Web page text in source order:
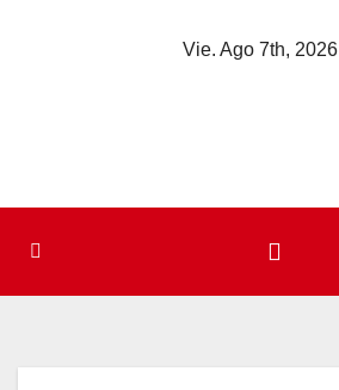
Vie. Ago 7th, 2026